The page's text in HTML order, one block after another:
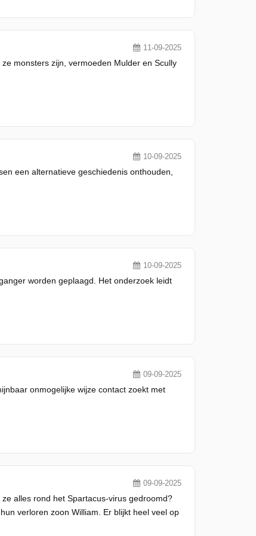
11-09-2025
monsters zijn, vermoeden Mulder en Scully
10-09-2025
een alternatieve geschiedenis onthouden,
10-09-2025
worden geplaagd. Het onderzoek leidt
09-09-2025
onmogelijke wijze contact zoekt met
09-09-2025
alles rond het Spartacus-virus gedroomd?
verloren zoon William. Er blijkt heel veel op